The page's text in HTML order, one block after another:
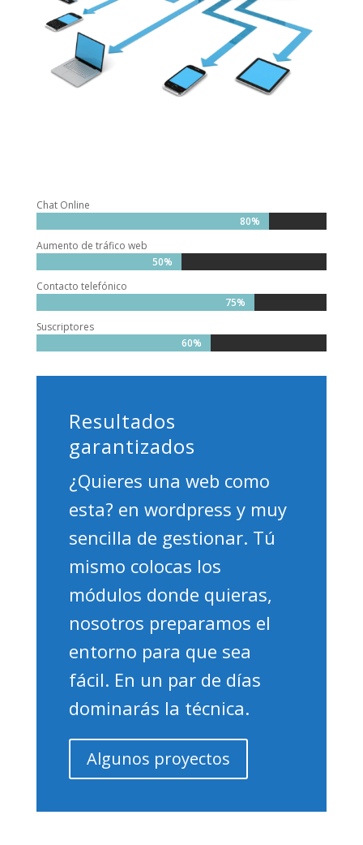
Chat Online
80%
80%
Aumento de tráfico web
50%
50%
Contacto telefónico
75%
75%
Suscriptores
60%
60%
Resultados
garantizados
¿Quieres una web como
esta? en wordpress y muy
sencilla de gestionar. Tú
mismo colocas los
módulos donde quieras,
nosotros preparamos el
entorno para que sea
fácil. En un par de días
dominarás la técnica.
Algunos proyectos